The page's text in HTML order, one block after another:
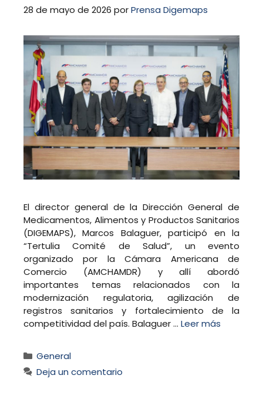
28 de mayo de 2026 porPrensa Digemaps
El director general de la Dirección General de
Medicamentos, Alimentos y Productos Sanitarios
(DIGEMAPS), Marcos Balaguer, participó en la
“Tertulia Comité de Salud”, un evento
organizado por la Cámara Americana de
Comercio (AMCHAMDR) y allí abordó
importantes temas relacionados con la
modernización regulatoria, agilización de
registros sanitarios y fortalecimiento de la
competitividad del país. Balaguer … Leer más
Categorías
General
Deja un comentario